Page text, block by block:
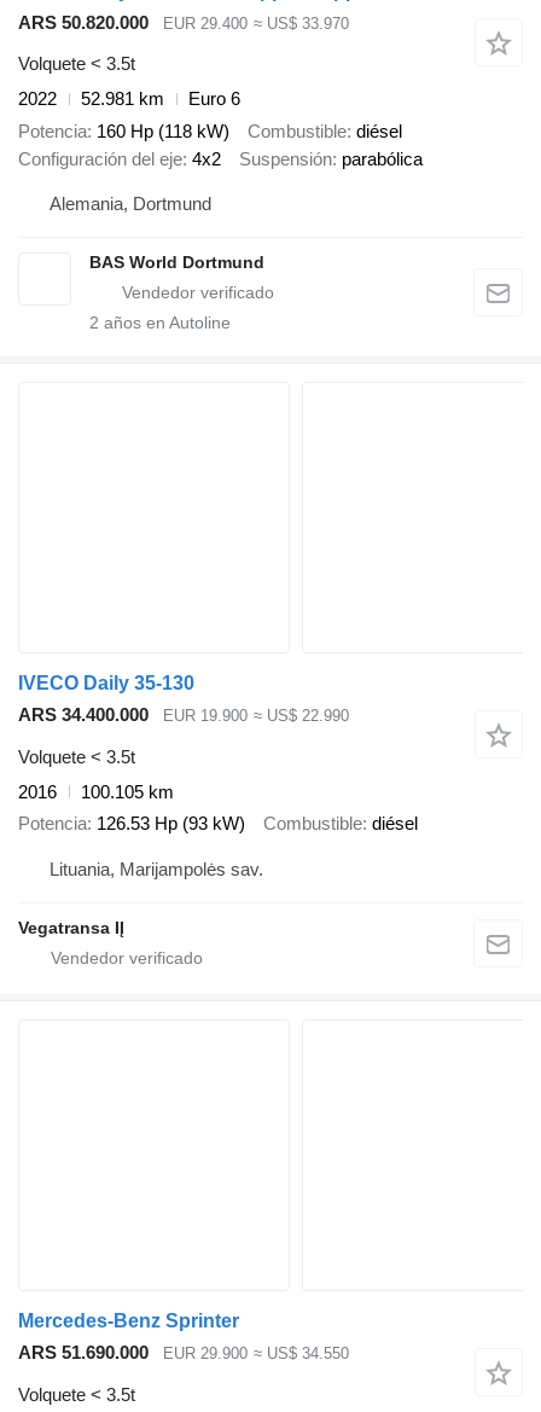
ARS 50.820.000 EUR 29.400 ≈ US$ 33.970
Volquete < 3.5t
2022
52.981 km
Euro 6
Potencia 160 Hp (118 kW) Combustible diésel
Configuración del eje 4x2 Suspensión parabólica
Alemania, Dortmund
BAS World Dortmund
2 años en Autoline
IVECO Daily 35-130
ARS 34.400.000
EUR 19.900 ≈ US$ 22.990
Volquete < 3.5t
2016
100.105 km
Potencia 126.53 Hp (93 kW) Combustible diésel
Lituania, Marijampolės sav.
Vegatransa IĮ
Mercedes-Benz Sprinter
ARS 51.690.000
EUR 29.900 ≈ US$ 34.550
Volquete < 3.5t